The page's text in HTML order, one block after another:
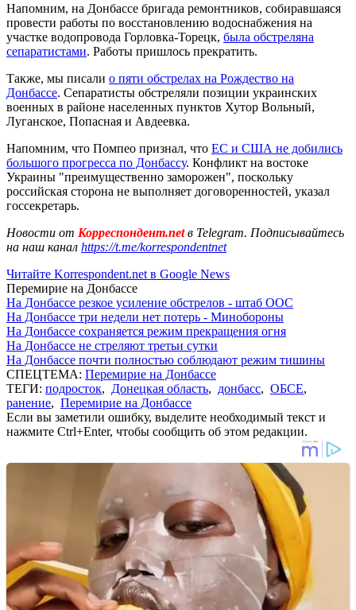
Напомним, на Донбассе бригада ремонтников, собиравшаяся
провести работы по восстановлению водоснабжения на
участке водопровода Горловка-Торецк, была обстреляна
сепаратистами. Работы пришлось прекратить.
Также, мы писали о пяти обстрелах на Рождество на
Донбассе. Сепаратисты обстреляли позиции украинских
военных в районе населенных пунктов Хутор Вольный,
Луганское, Попасная и Авдеевка.
Напомним, что Помпео признал, что ЕС и США не добились
большого прогресса по Донбассу. Конфликт на востоке
Украины "преимущественно заморожен", поскольку
российская сторона не выполняет договоренностей, указал
госсекретарь.
Новости от Корреспондент.netв Telegram. Подписывайтесь
на наш канал https://t.me/korrespondentnet
Читайте Korrespondent.net в Google News
Перемирие на Донбассе
На Донбассе резкое усиление обстрелов - штаб ООС
На Донбассе три недели нет потерь - Минобороны
На Донбассе сохраняется режим прекращения огня
На Донбассе не стреляют третьи сутки
На Донбассе почти полностью соблюдают режим тишины
СПЕЦТЕМА: Перемирие на Донбассе
ТЕГИ: подросток, Донецкая область, донбасс, ОБСЕ,
ранение, Перемирие на Донбассе
Если вы заметили ошибку, выделите необходимый текст и
нажмите Ctrl+Enter, чтобы сообщить об этом редакции.